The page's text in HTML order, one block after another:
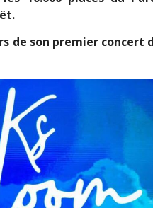
de son premier concert